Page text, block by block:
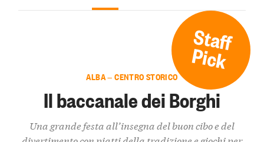
Staff
Pick
ALBA — CENTRO STORICO
Il baccanale dei Borghi
Una grande festa all’insegna del buon cibo e del